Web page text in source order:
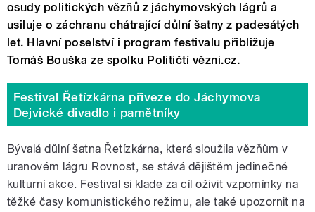
osudy politických vězňů z jáchymovských lágrů a
usiluje o záchranu chátrající důlní šatny z padesátých
let. Hlavní poselství i program festivalu přibližuje
Tomáš Bouška ze spolku Političtí vězni.cz.
Festival Řetízkárna přiveze do Jáchymova
Dejvické divadlo i pamětníky
Bývalá důlní šatna Řetízkárna, která sloužila vězňům v
uranovém lágru Rovnost, se stává dějištěm jedinečné
kulturní akce. Festival si klade za cíl oživit vzpomínky na
těžké časy komunistického režimu, ale také upozornit na